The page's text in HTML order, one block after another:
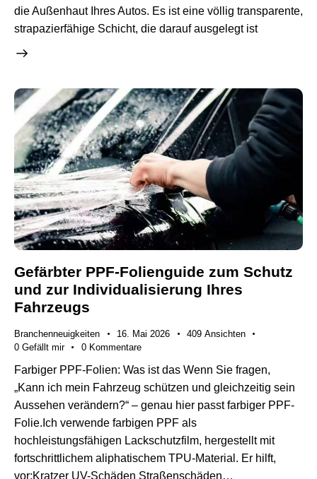
die Außenhaut Ihres Autos. Es ist eine völlig transparente,
strapazierfähige Schicht, die darauf ausgelegt ist
Gefärbter PPF-Folienguide zum Schutz
und zur Individualisierung Ihres
Fahrzeugs
Branchenneuigkeiten 16. Mai 2026 409 Ansichten
0 Gefällt mir 0 Kommentare
Farbiger PPF-Folien: Was ist das Wenn Sie fragen,
„Kann ich mein Fahrzeug schützen und gleichzeitig sein
Aussehen verändern?“ – genau hier passt farbiger PPF-
Folie.Ich verwende farbigen PPF als
hochleistungsfähigen Lackschutzfilm, hergestellt mit
fortschrittlichem aliphatischem TPU-Material. Er hilft,
vor:Kratzer UV-Schäden Straßenschäden…